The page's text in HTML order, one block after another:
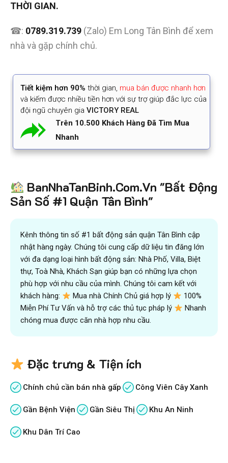
THỜI GIAN.
☎: 0789.319.739 (Zalo) Em Long Tân Bình để xem
nhà và gặp chính chủ.
Tiết kiệm hơn 90% thời gian, mua bán được nhanh hơn
và kiếm được nhiều tiền hơn với sự trợ giúp đắc lực của
đội ngũ chuyên gia VICTORY REAL
Trên 10.500 Khách Hàng Đã Tìm Mua
Nhanh
BanNhaTanBinh.Com.Vn "Bất Động
Sản Số #1 Quận Tân Bình"
Kênh thông tin số #1 bất động sản quận Tân Bình cập
nhật hàng ngày. Chúng tôi cung cấp dữ liệu tin đăng lớn
với đa dạng loại hình bất động sản: Nhà Phố, Villa, Biệt
thự, Toà Nhà, Khách Sạn giúp bạn có những lựa chọn
phù hợp với nhu cầu của mình. Chúng tôi cam kết với
khách hàng:
Mua nhà Chính Chủ giá hợp lý
100%
Miễn Phí Tư Vấn và hỗ trợ các thủ tục pháp lý
Nhanh
chóng mua được căn nhà hợp nhu cầu.
Đặc trưng & Tiện ích
Chính chủ cần bán nhà gấp Công Viên Cây Xanh
Gần Bệnh Viện Gần Siêu Thị Khu An Ninh
Khu Dân Trí Cao